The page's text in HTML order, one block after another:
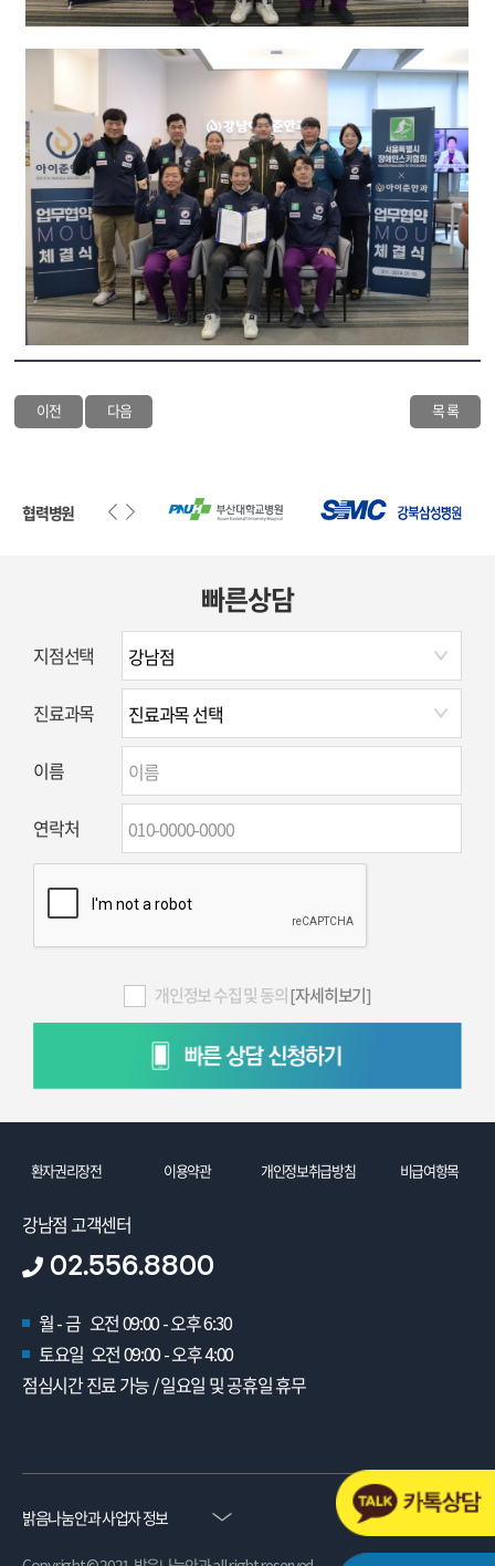
이전 다음 목 록
협력병원
빠른상담
지점선택
진료과목
이름
연락처
개인정보 수집 및 동의[자세히보기]
환자권리장전 이용약관 개인정보취급방침 비급여항목
강남점 고객센터
02.556.8800
월 - 금 오전 09:00 - 오후 6:30
토요일 오전 09:00 - 오후 4:00
점심시간 진료 가능 / 일요일 및 공휴일 휴무
밝음나눔안과 사업자 정보